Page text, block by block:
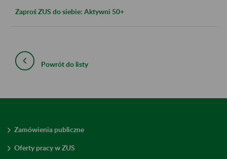
Zaproś ZUS do siebie: Aktywni 50+
Powrót do listy
Zamówienia publiczne
Oferty pracy w ZUS